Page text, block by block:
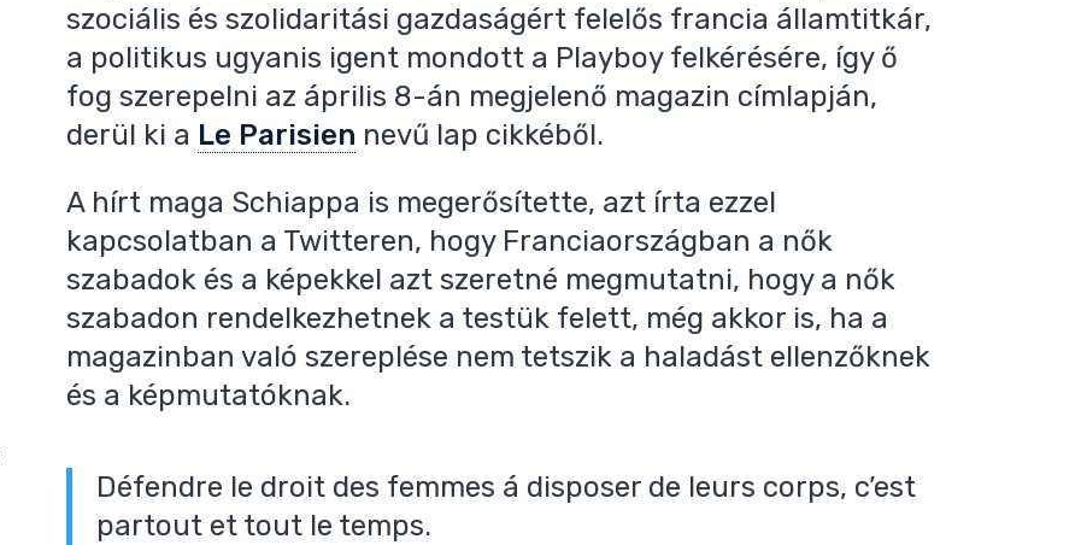
szociális és szolidaritási gazdaságért felelős francia államtitkár,
a politikus ugyanis igent mondott a Playboy felkérésére, így ő
fog szerepelni az április 8-án megjelenő magazin címlapján,
derül ki a Le Parisien nevű lap cikkéből.
A hírt maga Schiappa is megerősítette, azt írta ezzel
kapcsolatban a Twitteren, hogy Franciaországban a nők
szabadok és a képekkel azt szeretné megmutatni, hogy a nők
szabadon rendelkezhetnek a testük felett, még akkor is, ha a
magazinban való szereplése nem tetszik a haladást ellenzőknek
és a képmutatóknak.
Défendre le droit des femmes á disposer de leurs corps, c’est
partout et tout le temps.